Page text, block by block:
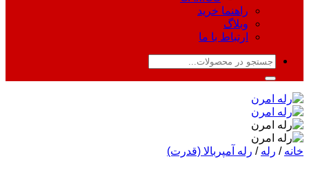
راهنما خرید
وبلاگ
ارتباط با ما
جستجو
خانه / رله / رله آمپربالا (قدرت)